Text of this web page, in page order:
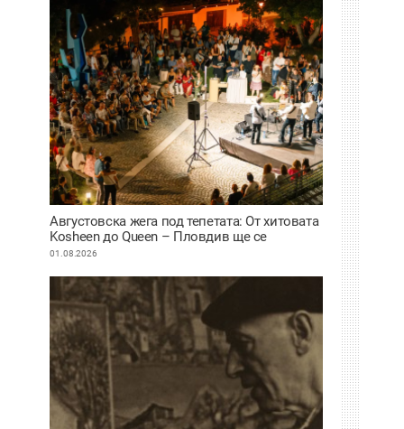
Августовска жега под тепетата: От хитовата
Kosheen до Queen – Пловдив ще се
забавлява
01.08.2026